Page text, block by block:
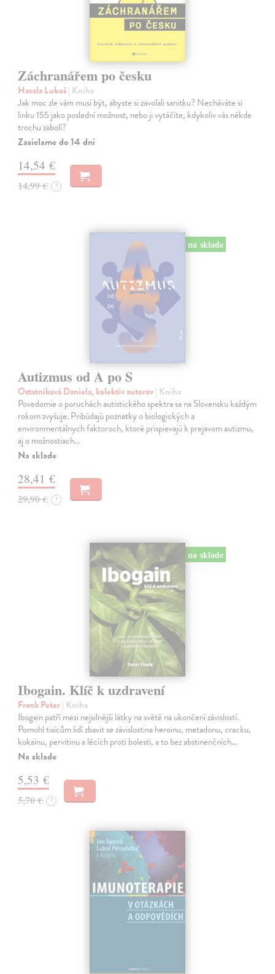
Záchranářem po česku
Hacala Luboš| Kniha
Jak moc zle vám musí být, abyste si zavolali sanitku? Necháváte si
linku 155 jako poslední možnost, nebo ji vytáčíte, kdykoliv vás někde
trochu zabolí?
Zasielame do 14 dní
14,54 €
14,99 € ?
na sklade
Autizmus od A po S
Ostatníková Daniela, kolektív autorov| Kniha
Povedomie o poruchách autistického spektra sa na Slovensku každým
rokom zvyšuje. Pribúdajú poznatky o biologických a
environmentálnych faktoroch, ktoré prispievajú k prejavom autizmu,
aj o možnostiach…
Na sklade
28,41 €
29,90 € ?
na sklade
Ibogain. Klíč k uzdravení
Frank Peter| Kniha
Ibogain patří mezi nejsilnější látky na světě na ukončení závislostí.
Pomohl tisícům lidí zbavit se závislostina heroinu, metadonu, cracku,
kokainu, pervitinu a lécích proti bolesti, a to bez abstinenčních…
Na sklade
5,53 €
5,70 € ?